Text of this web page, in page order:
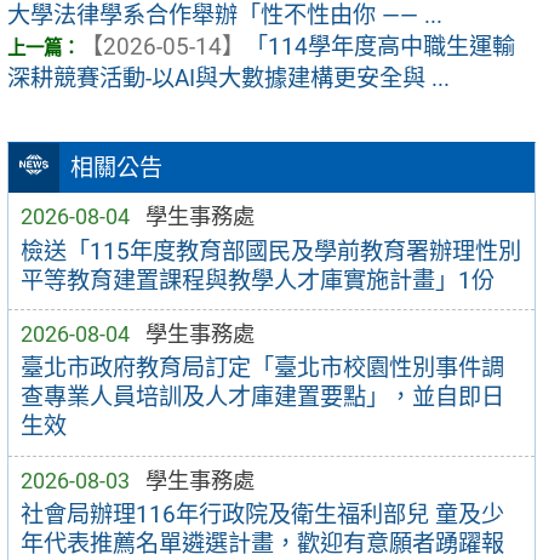
相關公告
2026-08-04 學生事務處
檢送「115年度教育部國民及學前教育署辦理性別
平等教育建置課程與教學人才庫實施計畫」1份
2026-08-04 學生事務處
臺北市政府教育局訂定「臺北市校園性別事件調
查專業人員培訓及人才庫建置要點」，並自即日
生效
2026-08-03 學生事務處
社會局辦理116年行政院及衛生福利部兒 童及少
年代表推薦名單遴選計畫，歡迎有意願者踴躍報
大學法律學系合作舉辦「性不性由你 —— ...
【2026-05-14】
「114學年度高中職生運輸
深耕競賽活動-以AI與大數據建構更安全與 ...